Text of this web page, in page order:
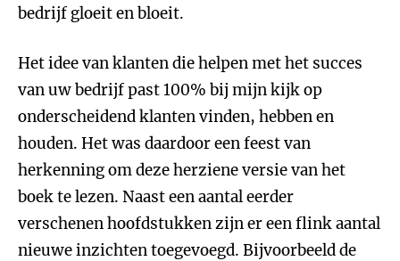
bedrijf gloeit en bloeit.
Het idee van klanten die helpen met het succes
van uw bedrijf past 100% bij mijn kijk op
onderscheidend klanten vinden, hebben en
houden. Het was daardoor een feest van
herkenning om deze herziene versie van het
boek te lezen. Naast een aantal eerder
verschenen hoofdstukken zijn er een flink aantal
nieuwe inzichten toegevoegd. Bijvoorbeeld de